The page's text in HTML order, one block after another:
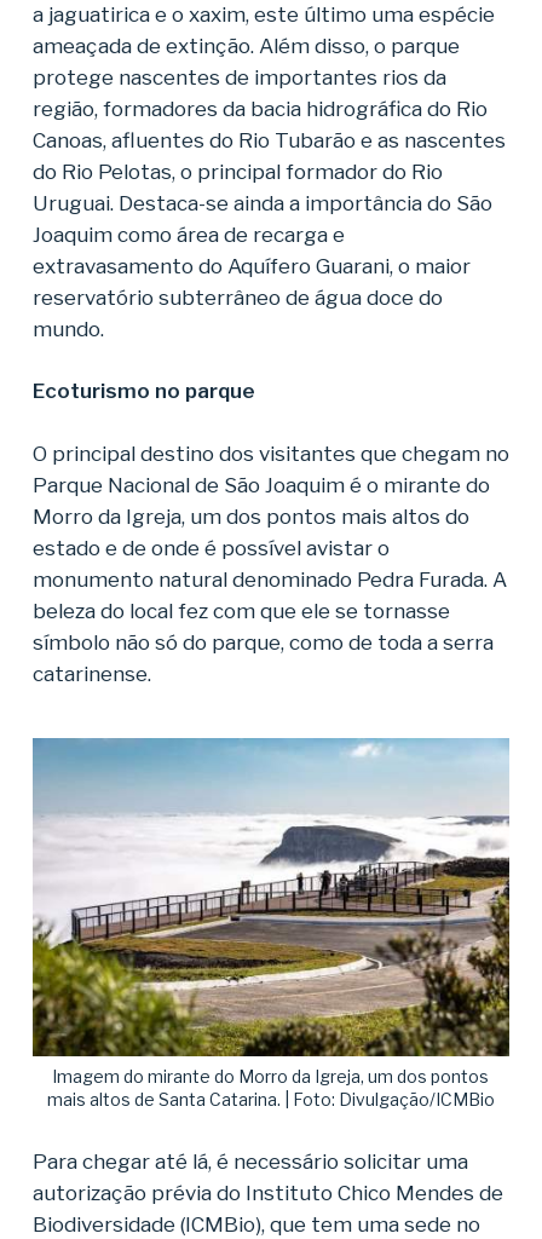
a jaguatirica e o xaxim, este último uma espécie
ameaçada de extinção. Além disso, o parque
protege nascentes de importantes rios da
região, formadores da bacia hidrográfica do Rio
Canoas, afluentes do Rio Tubarão e as nascentes
do Rio Pelotas, o principal formador do Rio
Uruguai. Destaca-se ainda a importância do São
Joaquim como área de recarga e
extravasamento do Aquífero Guarani, o maior
reservatório subterrâneo de água doce do
mundo.
Ecoturismo no parque
O principal destino dos visitantes que chegam no
Parque Nacional de São Joaquim é o mirante do
Morro da Igreja, um dos pontos mais altos do
estado e de onde é possível avistar o
monumento natural denominado Pedra Furada. A
beleza do local fez com que ele se tornasse
símbolo não só do parque, como de toda a serra
catarinense.
Imagem do mirante do Morro da Igreja, um dos pontos
mais altos de Santa Catarina. | Foto: Divulgação/ICMBio
Para chegar até lá, é necessário solicitar uma
autorização prévia do Instituto Chico Mendes de
Biodiversidade (ICMBio), que tem uma sede no